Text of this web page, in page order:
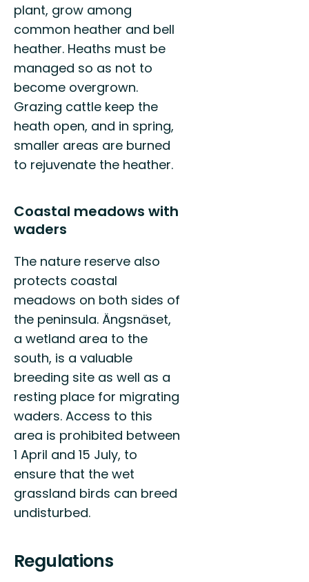
plant, grow among
common heather and bell
heather. Heaths must be
managed so as not to
become overgrown.
Grazing cattle keep the
heath open, and in spring,
smaller areas are burned
to rejuvenate the heather.
Coastal meadows with
waders
The nature reserve also
protects coastal
meadows on both sides of
the peninsula. Ängsnäset,
a wetland area to the
south, is a valuable
breeding site as well as a
resting place for migrating
waders. Access to this
area is prohibited between
1 April and 15 July, to
ensure that the wet
grassland birds can breed
undisturbed.
Regulations